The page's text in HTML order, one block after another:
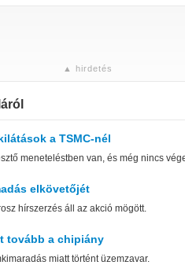
▲ hirdetés
a TSMC-nél
meneteléstben van, és még nincs
elkövetőjét
hírszerzés áll az akció mögött.
tovább a chipiány
miatt történt üzemzavar.